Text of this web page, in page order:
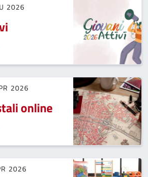
2026
2026
online
2026